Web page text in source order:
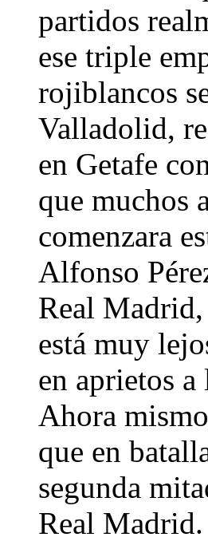
partidos
ese triple
rojiblancos
Valladolid,
en Getafe
que muchos
comenzara
Alfonso
Real Madrid,
está muy
en aprietos
Ahora
que en
segunda
Real